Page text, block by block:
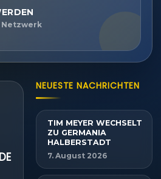
Netzwerk
NEUESTE NACHRICHTEN
TIM MEYER WECHSELT
ZU GERMANIA
HALBERSTADT
7. August 2026